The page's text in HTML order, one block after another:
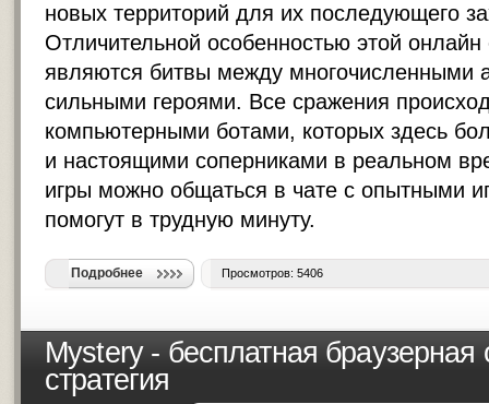
новых территорий для их последующего
Отличительной особенностью этой онлайн
являются битвы между многочисленными
сильными героями. Все сражения
компьютерными ботами, которых здесь
и настоящими соперниками в реальном
игры можно общаться в чате с опытными
помогут в трудную минуту.
Подробнее Просмотров: 5406
Mystery - бесплатная браузерная
стратегия